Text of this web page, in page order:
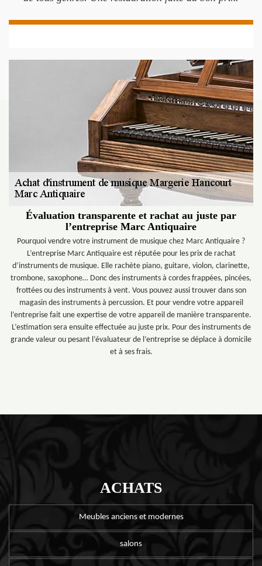
Évaluation transparente et rachat au juste par
l’entreprise Marc Antiquaire
Pourquoi vendre votre instrument de musique chez Marc Antiquaire ?
L’entreprise Marc Antiquaire est réputée pour les prix de rachat
d’instruments de musique. Elle rachète piano, guitare, violon, clarinette,
trombone, saxophone… Donc des instruments à cordes frappées, pincées,
frottées ou des instruments à vent. Vous pouvez aussi trouver dans son
magasin des instruments à percussion. Et pour vendre votre appareil
l’entreprise fait une expertise de votre appareil de manière transparente.
L’estimation sera ensuite effectuée au juste prix. Pour des instruments de
grande valeur ou pesant l’évaluateur de l’entreprise se déplace à domicile
et à ses frais.
ACHATS
Meubles anciens et modernes
salons